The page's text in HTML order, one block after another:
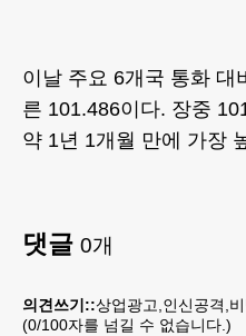
이날 주요 6개국 통화 대
른 101.486이다. 장중
약 1년 1개월 만에 가장
댓글 0개
의견쓰기::상업광고,인신공격,
(0/100자를 넘길 수 없습니다.)